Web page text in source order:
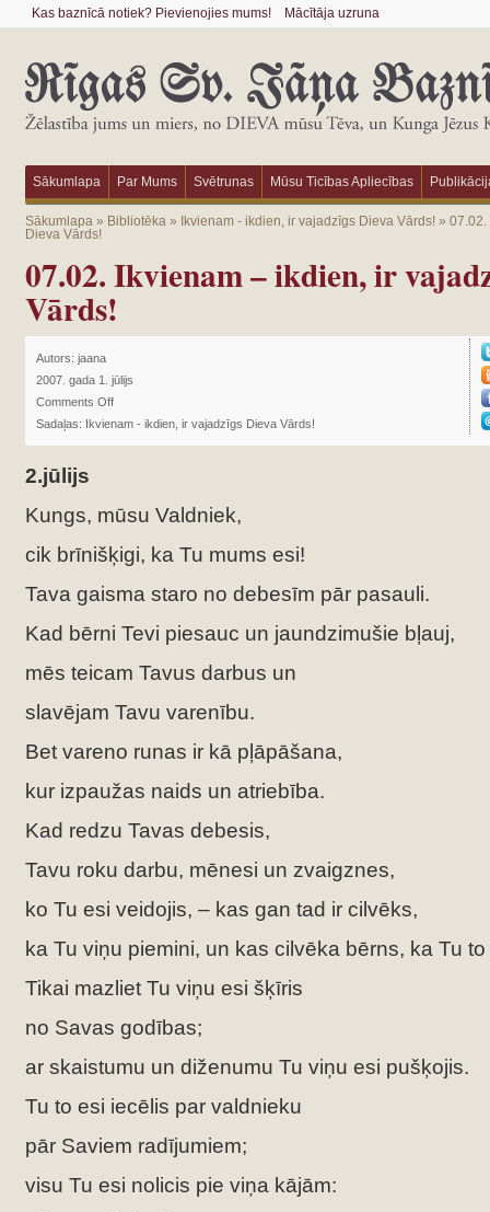
Kas baznīcā notiek? Pievienojies mums! Mācītāja uzruna
Sākumlapa Par Mums Svētrunas Mūsu Ticības Apliecības
Sākumlapa» Bibliotēka» Ikvienam - ikdien, ir vajadzīgs Dieva Vārds!» 07.02.
Dieva Vārds!
07.02. Ikvienam – ikdien, ir
Vārds!
Autors: jaana
2007. gada 1. jūlijs
Comments Off
Sadaļas: Ikvienam - ikdien, ir vajadzīgs Dieva Vārds!
2.jūlijs
Kungs, mūsu Valdniek,
cik brīnišķigi, ka Tu mums esi!
Tava gaisma staro no debesīm pār pasauli.
Kad bērni Tevi piesauc un jaundzimušie bļauj,
mēs teicam Tavus darbus un
slavējam Tavu varenību.
Bet vareno runas ir kā pļāpāšana,
kur izpaužas naids un atriebība.
Kad redzu Tavas debesis,
Tavu roku darbu, mēnesi un zvaigznes,
ko Tu esi veidojis, – kas gan tad ir cilvēks,
ka Tu viņu piemini, un kas cilvēka bērns, ka Tu
Tikai mazliet Tu viņu esi šķīris
no Savas godības;
ar skaistumu un diženumu Tu viņu esi pušķojis.
Tu to esi iecēlis par valdnieku
pār Saviem radījumiem;
visu Tu esi nolicis pie viņa kājām: